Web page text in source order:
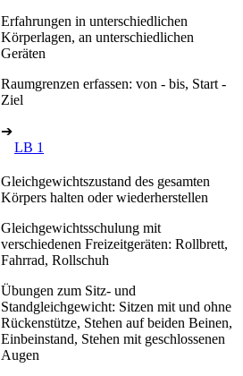
Erfahrungen in unterschiedlichen
Körperlagen, an unterschiedlichen
Geräten
Raumgrenzen erfassen: von - bis, Start -
Ziel
➔
LB 1
Gleichgewichtszustand des gesamten
Körpers halten oder wiederherstellen
Gleichgewichtsschulung mit
verschiedenen Freizeitgeräten: Rollbrett,
Fahrrad, Rollschuh
Übungen zum Sitz- und
Standgleichgewicht: Sitzen mit und ohne
Rückenstütze, Stehen auf beiden Beinen,
Einbeinstand, Stehen mit geschlossenen
Augen